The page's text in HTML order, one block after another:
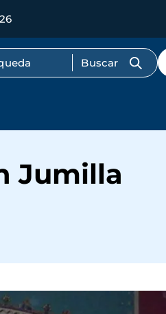
de
Jumilla